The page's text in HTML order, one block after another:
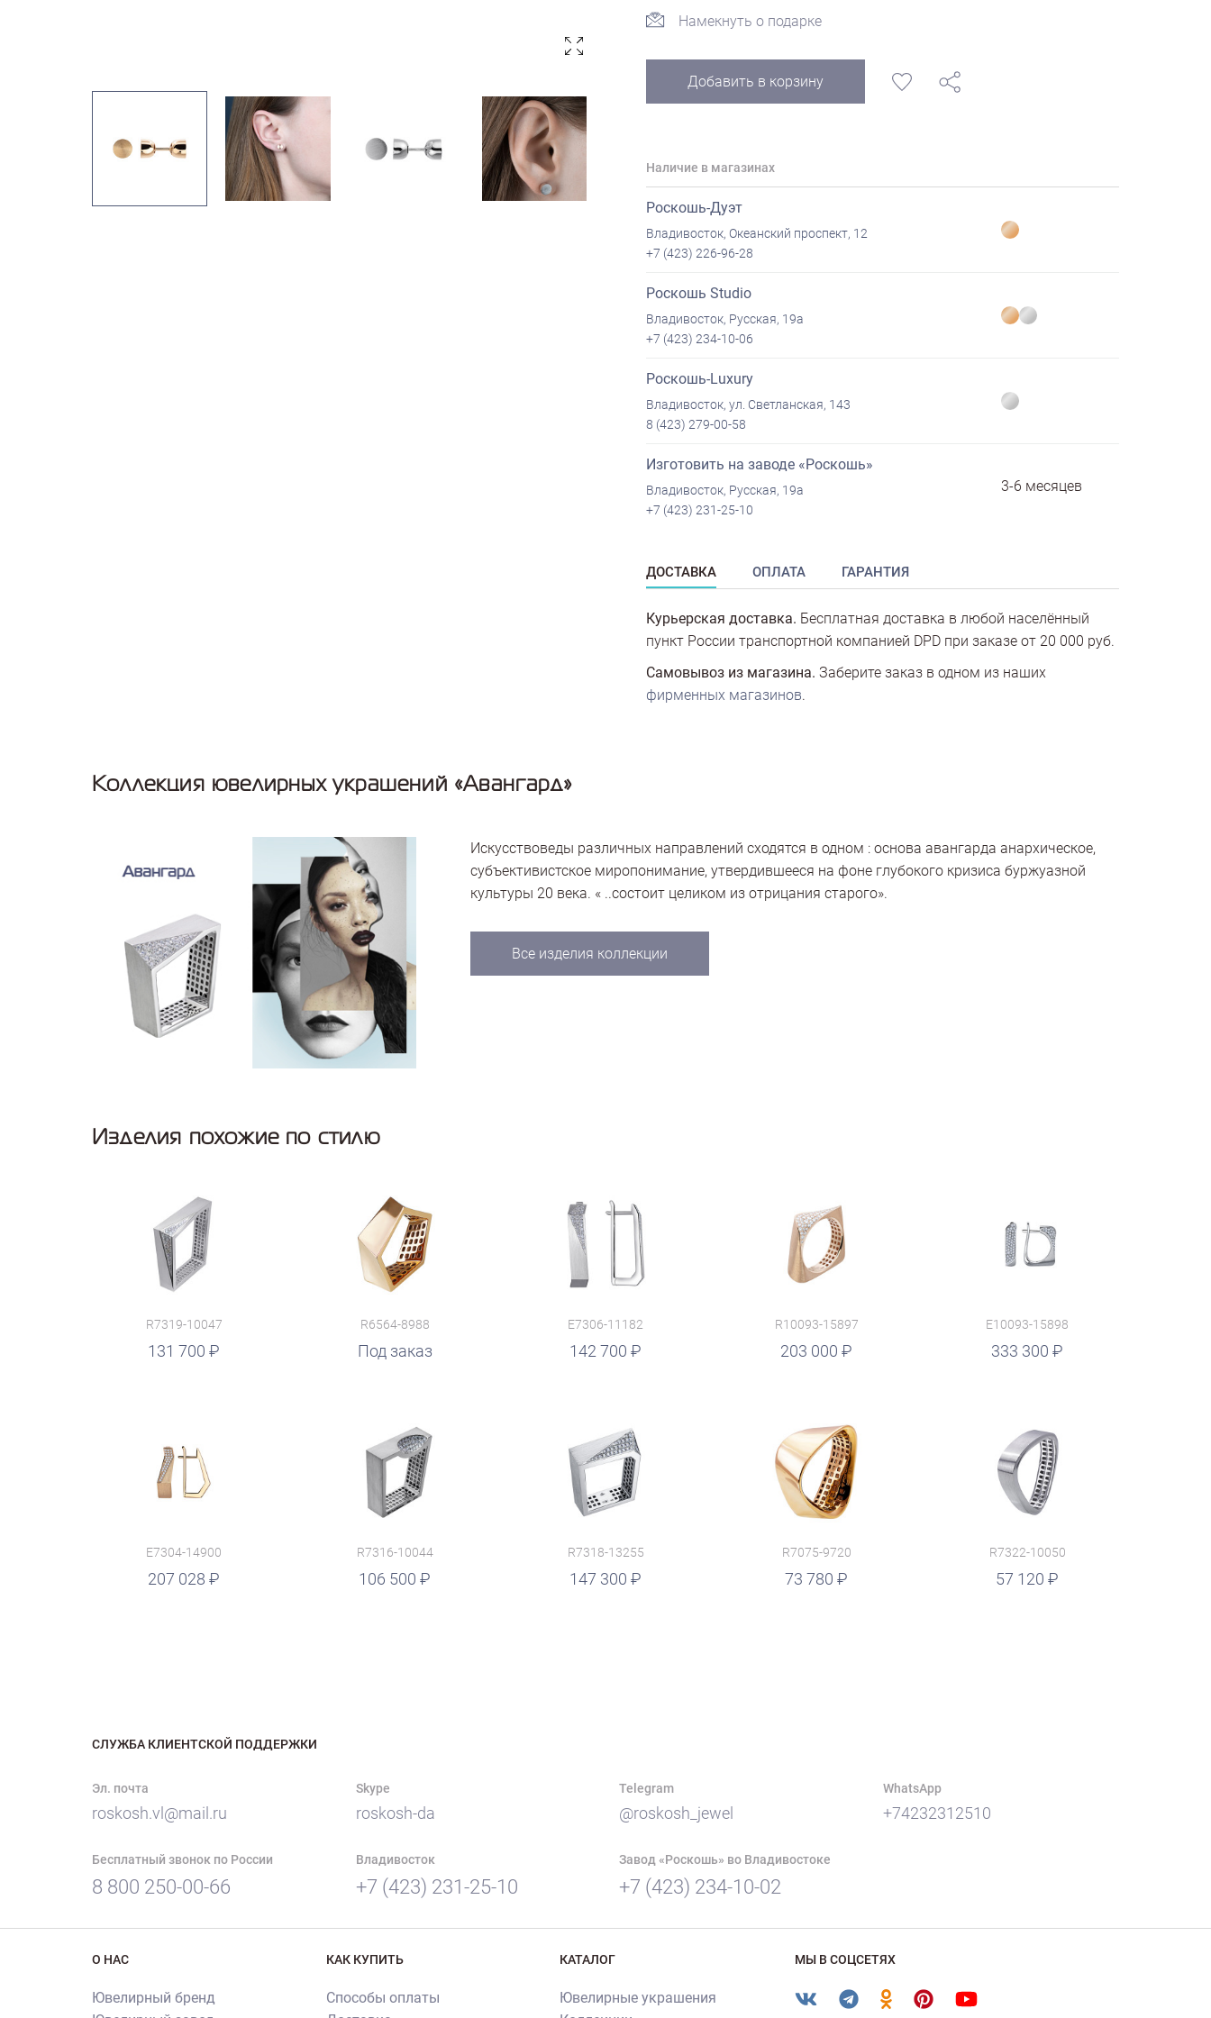
Намекнуть о подарке
Добавить в корзину
Наличие в магазинах
Роскошь-Дуэт
Владивосток, Океанский проспект, 12
+7 (423) 226-96-28
Роскошь Studio
Владивосток, Русская, 19а
+7 (423) 234-10-06
Роскошь-Luxury
Владивосток, ул. Светланская, 143
8 (423) 279-00-58
Изготовить на заводе «Роскошь»
Владивосток, Русская, 19а
+7 (423) 231-25-10
3-6 месяцев
ДОСТАВКА ОПЛАТА ГАРАНТИЯ
Курьерская доставка. Бесплатная доставка в любой населённый
пункт России транспортной компанией DPD при заказе от 20 000 руб.
Самовывоз из магазина. Заберите заказ в одном из наших
фирменных магазинов.
Коллекция ювелирных украшений «Авангард»
Искусствоведы различных направлений сходятся в одном : основа авангарда анархическое,
субъективистское миропонимание, утвердившееся на фоне глубокого кризиса буржуазной
культуры 20 века. « ..состоит целиком из отрицания старого».
Все изделия коллекции
Изделия похожие по стилю
R7319-10047
131 700
R6564-8988
Под заказ
E7306-11182
142 700
руб.
R10093-15897
203 000
руб.
E10093-15898
333 300
руб.
E7304-14900
207 028
R7316-10044
106 500
руб.
R7318-13255
147 300
руб.
R7075-9720
73 780
руб.
R7322-10050
57 120
руб.
СЛУЖБА КЛИЕНТСКОЙ ПОДДЕРЖКИ
Эл. почта
roskosh.vl@mail.ru
Skype
roskosh-da
Telegram
@roskosh_jewel
WhatsApp
+74232312510
Бесплатный звонок по России
8 800 250-00-66
Владивосток
+7 (423) 231-25-10
Завод «Роскошь» во Владивостоке
+7 (423) 234-10-02
О НАС
Ювелирный бренд
КАК КУПИТЬ
Способы оплаты
КАТАЛОГ
Ювелирные украшения
МЫ В СОЦСЕТЯХ